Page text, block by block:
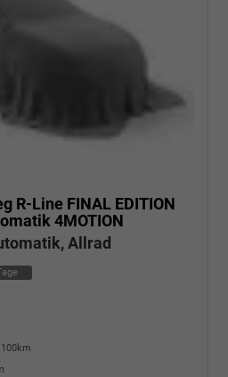
R-Line FINAL EDITION
4MOTION
Allrad